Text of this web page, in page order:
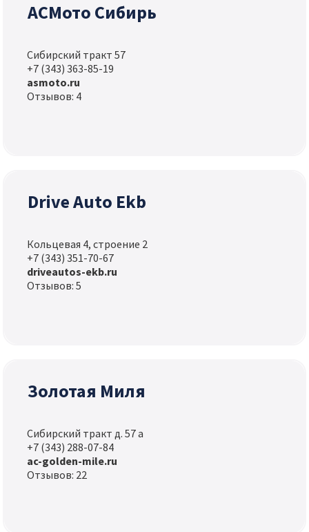
АСМото Сибирь
Сибирский тракт 57
+7 (343) 363-85-19
asmoto.ru
Отзывов: 4
Drive Auto Ekb
Кольцевая 4, строение 2
+7 (343) 351-70-67
driveautos-ekb.ru
Отзывов: 5
Золотая Миля
Сибирский тракт д. 57 а
+7 (343) 288-07-84
ac-golden-mile.ru
Отзывов: 22